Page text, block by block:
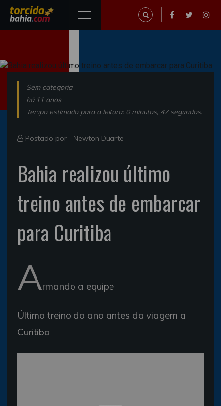
Sem categoria
há 11 anos
Tempo estimado para a leitura: 0 minutos, 47 segundos.
Postado por - Newton Duarte
Bahia realizou último
treino antes de embarcar
para Curitiba
Armando a equipe
Último treino do ano antes da viagem a
Curitiba